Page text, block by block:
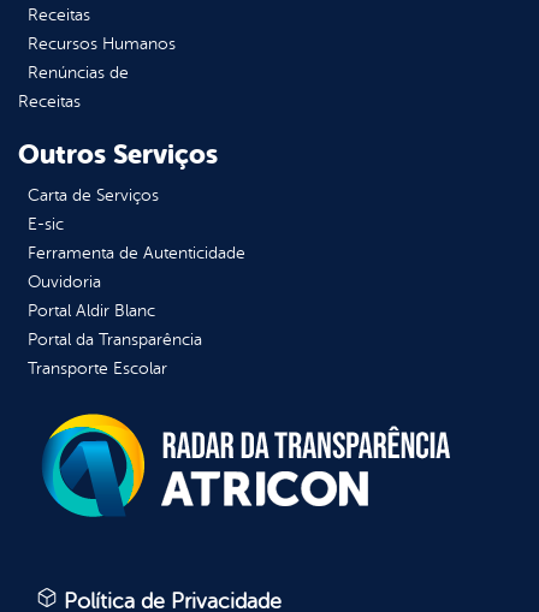
Receitas
Recursos Humanos
Renúncias de
Receitas
Outros Serviços
Carta de Serviços
E-sic
Ferramenta de Autenticidade
Ouvidoria
Portal Aldir Blanc
Portal da Transparência
Transporte Escolar
Política de Privacidade